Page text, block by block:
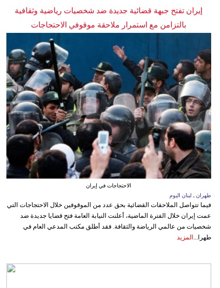
إيران تفتح جبهة قضائية جديدة ضد شخصيات رياضية وثقافية
بالتزامن مع استمرار ملاحقة موقوفي الاحتجاجات
الاحتجاجات في إيران
طهران ـ لبنان اليوم
فيما تتواصل الملاحقات القضائية بحق عدد من الموقوفين خلال الاحتجاجات التي
عمت إيران خلال الفترة الماضية، أعلنت النيابة العامة فتح قضايا جديدة ضد
شخصيات من عالمي الرياضة والثقافة. فقد أطلق مكتب المدعي العام في
طهرا... المزيد